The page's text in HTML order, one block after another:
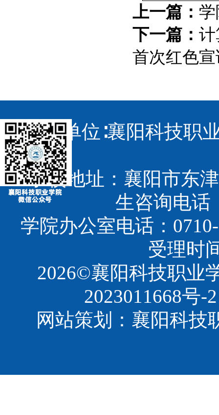
上一篇：
下一篇：
首次红色
主办单位∶襄阳科技
学校地址：襄阳市东
生咨询电话
学院办公室电话：
受理时
2026©襄阳科技职
2023011668号-2
网站策划：襄阳科